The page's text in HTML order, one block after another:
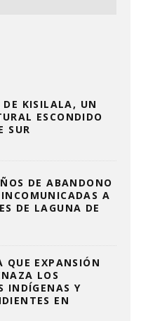
DE KISILALA, UN
ESCONDIDO
SUR
DE ABANDONO
A
DE LAGUNA DE
QUE EXPANSIÓN
LOS
INDÍGENAS Y
EN